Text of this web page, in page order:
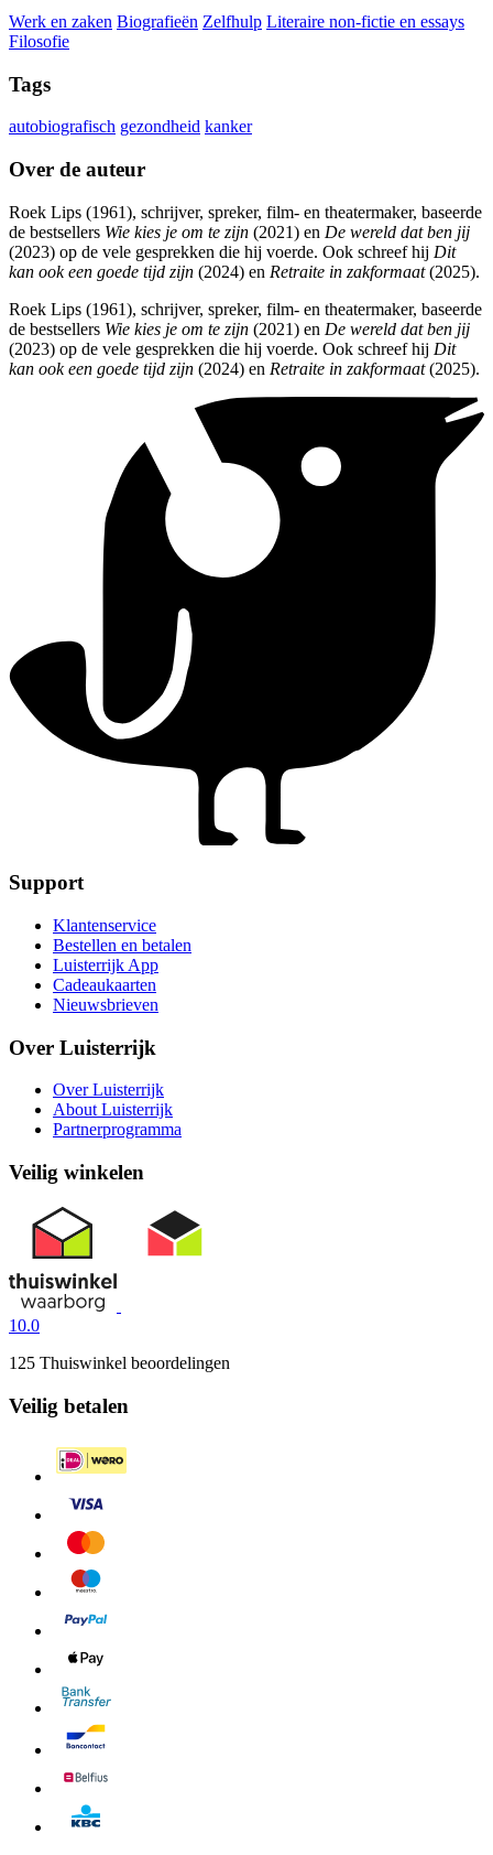
Werk en zaken Biografieën Zelfhulp Literaire non-fictie en essays
Filosofie
Tags
autobiografisch gezondheid kanker
Over de auteur
Roek Lips (1961), schrijver, spreker, film- en theatermaker, baseerde
de bestsellers Wie kies je om te zijn (2021) en De wereld dat ben jij
(2023) op de vele gesprekken die hij voerde. Ook schreef hij Dit
kan ook een goede tijd zijn (2024) en Retraite in zakformaat(2025).
Roek Lips (1961), schrijver, spreker, film- en theatermaker, baseerde
de bestsellers Wie kies je om te zijn (2021) en De wereld dat ben jij
(2023) op de vele gesprekken die hij voerde. Ook schreef hij Dit
kan ook een goede tijd zijn (2024) en Retraite in zakformaat(2025).
Support
Klantenservice
Bestellen en betalen
Luisterrijk App
Cadeaukaarten
Nieuwsbrieven
Over Luisterrijk
Over Luisterrijk
About Luisterrijk
Partnerprogramma
Veilig winkelen
10.0
125 Thuiswinkel beoordelingen
Veilig betalen